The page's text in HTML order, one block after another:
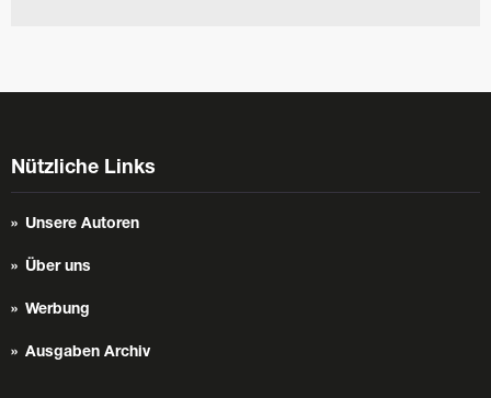
Nützliche Links
Unsere Autoren
Über uns
Werbung
Ausgaben Archiv